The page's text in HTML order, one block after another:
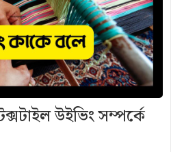
উইভিং সম্পর্কে